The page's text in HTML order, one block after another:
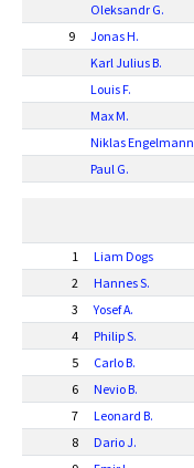
Oleksandr G.
9
Jonas H.
Karl Julius B.
Louis F.
Max M.
Niklas Engelmann
Paul G.
1 Liam Dogs
2
Hannes S.
3
Yosef A.
4
Philip S.
5
Carlo B.
6
Nevio B.
7
Leonard B.
8
Dario J.